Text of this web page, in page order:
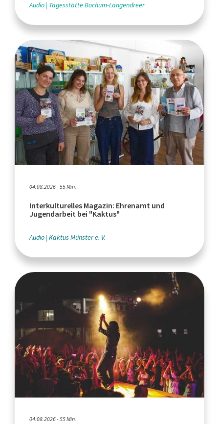
Audio Tagesstätte Bochum-Langendreer
04.08.2026 - 55 Min.
Interkulturelles Magazin: Ehrenamt und
Jugendarbeit bei "Kaktus"
Audio Kaktus Münster e. V.
04.08.2026 - 55 Min.